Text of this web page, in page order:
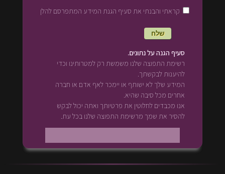
קראתי והבנתי את סעיף הגנת המידע המתפרסם להלן
סעיף הגנה על נתונים.
רשימת התפוצה שלנו משמשת רק למטרותינו וכדי
להיענות לבקשתך.
המידע שלך לא ישותף או יימכר לאף אדם או חברה
אחרים מכל סיבה שהיא.
אנו מכבדים לחלוטין את פרטיותך ואתה יכול לבקש
להסיר את שמך מרשימת התפוצה שלנו בכל עת.